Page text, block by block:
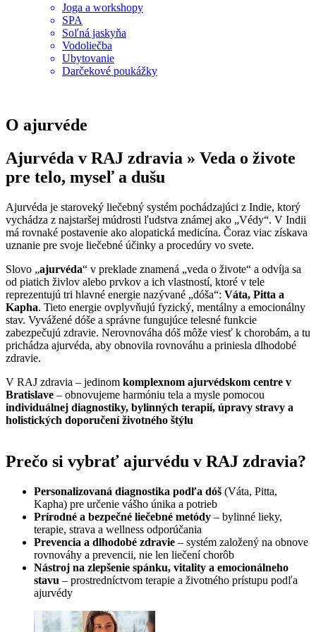
Joga a workshopy
SPA
Soľná jaskyňa
Vodoliečba
Ubytovanie
Darčekové poukážky
O ajurvéde
Ajurvéda v RAJ zdravia » Veda o živote
pre telo, myseľ a dušu
Ajurvéda je staroveký liečebný systém pochádzajúci z Indie, ktorý
vychádza z najstaršej múdrosti ľudstva známej ako „Védy“. V Indii
má rovnaké postavenie ako alopatická medicína. Čoraz viac získava
uznanie pre svoje liečebné účinky a procedúry vo svete.
Slovo „ajurvéda“ v preklade znamená „veda o živote“ a odvíja sa
od piatich živlov alebo prvkov a ich vlastností, ktoré v tele
reprezentujú tri hlavné energie nazývané „dóša“: Váta, Pitta a
Kapha. Tieto energie ovplyvňujú fyzický, mentálny a emocionálny
stav. Vyvážené dóše a správne fungujúce telesné funkcie
zabezpečujú zdravie. Nerovnováha dóš môže viesť k chorobám, a tu
prichádza ajurvéda, aby obnovila rovnováhu a priniesla dlhodobé
zdravie.
V RAJ zdravia – jedinom komplexnom ajurvédskom centre v
Bratislave – obnovujeme harmóniu tela a mysle pomocou
individuálnej diagnostiky, bylinných terapií, úpravy stravy a
holistických doporučení životného štýlu
Prečo si vybrať ajurvédu v RAJ zdravia?
Personalizovaná diagnostika podľa dóš (Váta, Pitta,
Kapha) pre určenie vášho únika a potrieb
Prírodné a bezpečné liečebné metódy – bylinné lieky,
terapie, strava a wellness odporúčania
Prevencia a dlhodobé zdravie – systém založený na obnove
rovnováhy a prevencii, nie len liečení chorôb
Nástroj na zlepšenie spánku, vitality a emocionálneho
stavu – prostredníctvom terapie a životného prístupu podľa
ajurvédy